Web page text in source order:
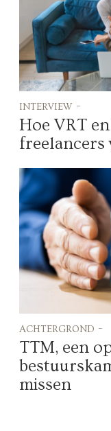
interview -
Hoe VRT
freelancers
achtergrond -
TTM, een
missen